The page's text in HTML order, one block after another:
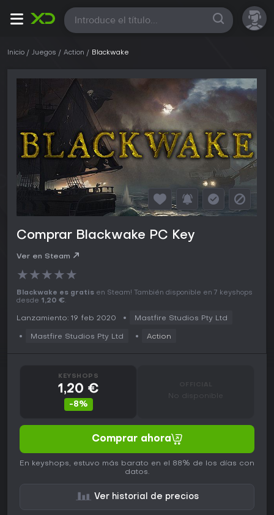
Todas
Inicio Juegos Action Blackwake
Comprar Blackwake PC Key
Ver en Steam
★★★★★
Blackwake es gratis en Steam! También disponible en 7 keyshops
desde 1,20 €.
Lanzamiento: 19 feb 2020 Mastfire Studios Pty Ltd
Mastfire Studios Pty Ltd Action
KEYSHOPS
1,20 €
-8%
No disponible
Comprar ahora
En keyshops, estuvo más barato en el 88% de los días con
datos.
Ver historial de precios